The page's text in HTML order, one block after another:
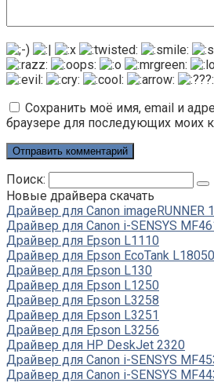
Сохранить моё имя, email и
браузере для последующих моих
Поиск:
Новые драйвера скачать
Драйвер для Canon imageRUNNER
Драйвер для Canon i-SENSYS
Драйвер для Epson L1110
Драйвер для Epson EcoTank L18050
Драйвер для Epson L130
Драйвер для Epson L1250
Драйвер для Epson L3258
Драйвер для Epson L3251
Драйвер для Epson L3256
Драйвер для HP DeskJet 2320
Драйвер для Canon i-SENSYS
Драйвер для Canon i-SENSYS